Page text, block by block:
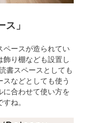
」
ペースが造られてい
飾り棚なども設置し
書スペースとしても
などとしても使う
に合わせて使い方を
ね。